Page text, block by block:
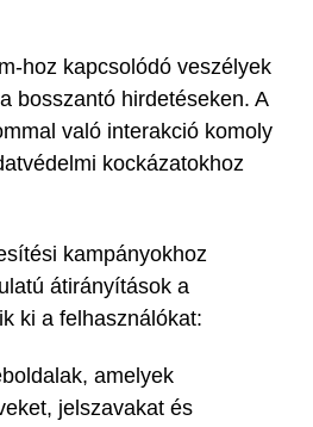
hoz kapcsolódó veszélyek
bosszantó hirdetéseken. A
való interakció komoly
kockázatokhoz
kampányokhoz
átirányítások a
ki a felhasználókat:
amelyek
jelszavakat és